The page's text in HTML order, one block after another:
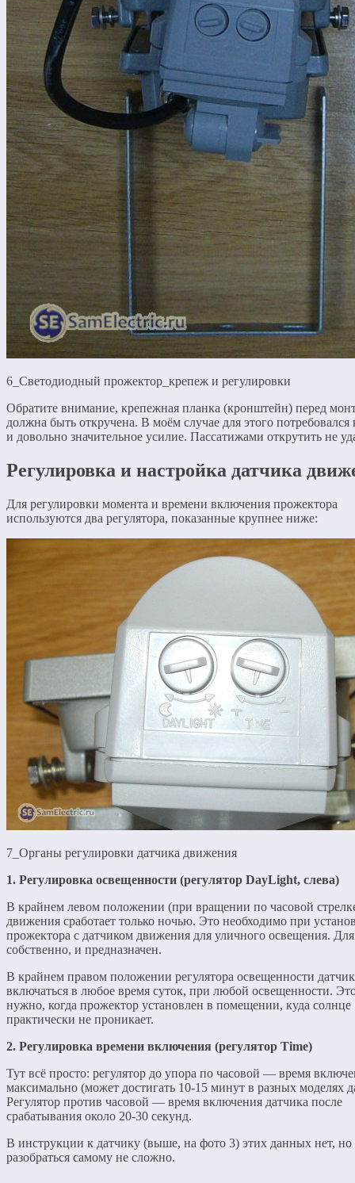
6_Светодиодный прожектор_крепеж и регулировки
Обратите внимание, крепежная планка (кронштейн) перед
должна быть откручена. В моём случае для этого
и довольно значительное усилие. Пассатижами открутить не
Регулировка и настройка датчика
Для регулировки момента и времени включения прожектора
используются два регулятора, показанные крупнее ниже:
7_Органы регулировки датчика движения
1. Регулировка освещенности (регулятор DayLight, слева)
В крайнем левом положении (при вращении по часовой
движения сработает только ночью. Это необходимо при
прожектора с датчиком движения для уличного освещения.
собственно, и предназначен.
В крайнем правом положении регулятора освещенности датчик
включаться в любое время суток, при любой освещенности.
нужно, когда прожектор установлен в помещении, куда солнце
практически не проникает.
2. Регулировка времени включения (регулятор Time)
Тут всё просто: регулятор до упора по часовой — время
максимально (может достигать 10-15 минут в разных моделях
Регулятор против часовой — время включения датчика после
срабатывания около 20-30 секунд.
В инструкции к датчику (выше, на фото 3) этих данных нет, но
разобраться самому не сложно.